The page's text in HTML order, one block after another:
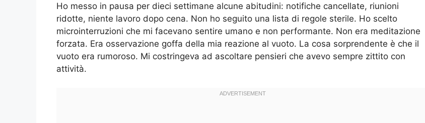
Ho messo in pausa per dieci settimane alcune abitudini: notifiche cancellate, riunioni
ridotte, niente lavoro dopo cena. Non ho seguito una lista di regole sterile. Ho scelto
microinterruzioni che mi facevano sentire umano e non performante. Non era meditazione
forzata. Era osservazione goffa della mia reazione al vuoto. La cosa sorprendente è che il
vuoto era rumoroso. Mi costringeva ad ascoltare pensieri che avevo sempre zittito con
attività.